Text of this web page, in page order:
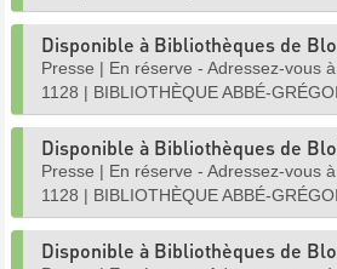
Disponible à Bibliothèques de
Presse | En réserve - Adressez-vous
1128 | BIBLIOTHÈQUE ABBÉ-
Disponible à Bibliothèques de
Presse | En réserve - Adressez-vous
1128 | BIBLIOTHÈQUE ABBÉ-
Disponible à Bibliothèques de